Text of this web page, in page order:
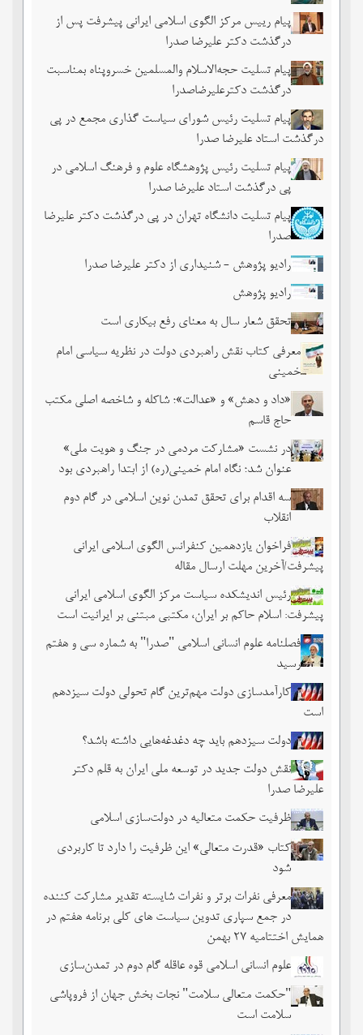
پیام رییس مرکز الگوی اسلامی ایرانی پیشرفت پس از
درگذشت دکتر علیرضا صدرا
پیام تسلیت حجه‌الاسلام والمسلمین خسروپناه بمناسبت
درگذشت دکترعلیرضاصدرا
پیام تسلیت رئیس شورای سیاست گذاری مجمع در پی
درگذشت استاد علیرضا صدرا
پیام تسلیت رئیس پژوهشگاه علوم و فرهنگ اسلامی در
پی درگذشت استاد علیرضا صدرا
پیام تسلیت دانشگاه تهران در پی درگذشت دکتر علیرضا
صدرا
رادیو پژوهش - شنیداری از دکتر علیرضا صدرا
رادیو پژوهش
تحقق شعار سال به معنای رفع بیکاری است
معرفی کتاب نقش راهبردی دولت در نظریه سیاسی امام
خمینی
«داد و دهش» و «عدالت»؛ شاکله و شاخصه اصلی مکتب
حاج قاسم
در نشست «مشارکت مردمی در جنگ و هویت ملی»
عنوان شد؛ نگاه امام خمینی(ره) از ابتدا راهبردی بود
سه اقدام برای تحقق تمدن نوین اسلامی در گام دوم
انقلاب
فراخوان یازدهمین کنفرانس الگوی اسلامی ایرانی
پیشرفت/آخرین مهلت ارسال مقاله
رئیس اندیشکده سیاست مرکز الگوی اسلامی ایرانی
پیشرفت: اسلام حاکم بر ایران، مکتبی مبتنی بر ایرانیت است
فصلنامه علوم انسانی اسلامی "صدرا" به شماره سی و هفتم
رسید
کارآمدسازی دولت مهم‌ترین گام تحولی دولت سیزدهم
است
دولت سیزدهم باید چه دغدغه‌هایی داشته باشد؟
نقش دولت جدید در توسعه ملی ایران به قلم دکتر
علیرضا صدرا
ظرفیت حکمت متعالیه در دولت‌سازی اسلامی
کتاب «قدرت متعالی» این ظرفیت را دارد تا کاربردی
شود
معرفی نفرات برتر و نفرات شایسته تقدیر مشارکت کننده
در جمع سپاری تدوین سیاست های کلی برنامه هفتم در
همایش اختتامیه ۲۷ بهمن
علوم انسانی اسلامی قوه عاقله گام دوم در تمدن‌سازی
"حکمت متعالی سلامت" نجات بخش جهان از فروپاشی
سلامت است